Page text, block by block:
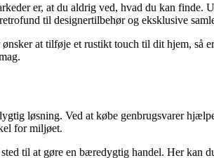
er, at du aldrig ved, hvad du kan finde.
til designertilbehør og eksklusive
at tilføje et rustikt touch til dit hjem, så
løsning. Ved at købe genbrugsvarer
for miljøet.
til at gøre en bæredygtig handel. Her kan